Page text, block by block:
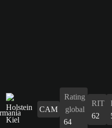
CAM
Rating
global
64
RIT
62